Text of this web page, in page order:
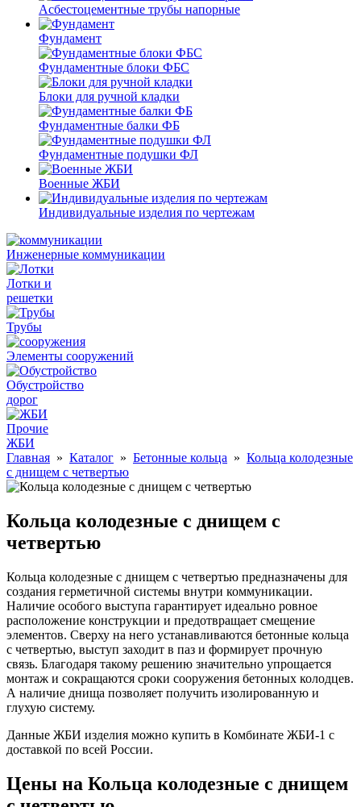
Асбестоцементные трубы напорные
Фундамент
Фундаментные блоки ФБС
Блоки для ручной кладки
Фундаментные балки ФБ
Фундаментные подушки ФЛ
Военные ЖБИ
Индивидуальные изделия по чертежам
Инженерные коммуникации
Лотки и
решетки
Трубы
Элементы сооружений
Обустройство
дорог
Прочие
ЖБИ
Главная » Каталог » Бетонные кольца » Кольца колодезные
с днищем с четвертью
Кольца колодезные с днищем с
четвертью
Кольца колодезные с днищем с четвертью предназначены для
создания герметичной системы внутри коммуникации.
Наличие особого выступа гарантирует идеально ровное
расположение конструкции и предотвращает смещение
элементов. Сверху на него устанавливаются бетонные кольца
с четвертью, выступ заходит в паз и формирует прочную
связь. Благодаря такому решению значительно упрощается
монтаж и сокращаются сроки сооружения бетонных колодцев.
А наличие днища позволяет получить изолированную и
глухую систему.
Данные ЖБИ изделия можно купить в Комбинате ЖБИ-1 с
доставкой по всей России.
Цены на Кольца колодезные с днищем